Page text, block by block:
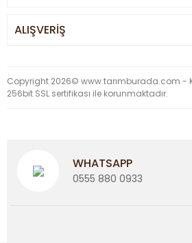
ALIŞVERİŞ
Copyright 2026© www.tarımburada.com -
256bit SSL sertifikası ile korunmaktadır.
WHATSAPP
0555 880 0933